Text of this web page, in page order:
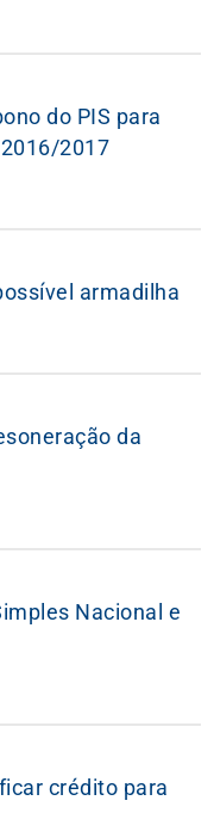
do PIS para
2017
armadilha
da
Nacional e
crédito para